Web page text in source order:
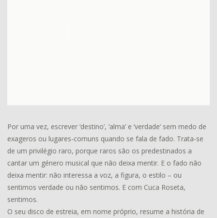
Por uma vez, escrever ‘destino’, ‘alma’ e ‘verdade’ sem medo de
exageros ou lugares-comuns quando se fala de fado. Trata-se
de um privilégio raro, porque raros são os predestinados a
cantar um género musical que não deixa mentir. E o fado não
deixa mentir: não interessa a voz, a figura, o estilo – ou
sentimos verdade ou não sentimos. E com Cuca Roseta,
sentimos.
O seu disco de estreia, em nome próprio, resume a história de